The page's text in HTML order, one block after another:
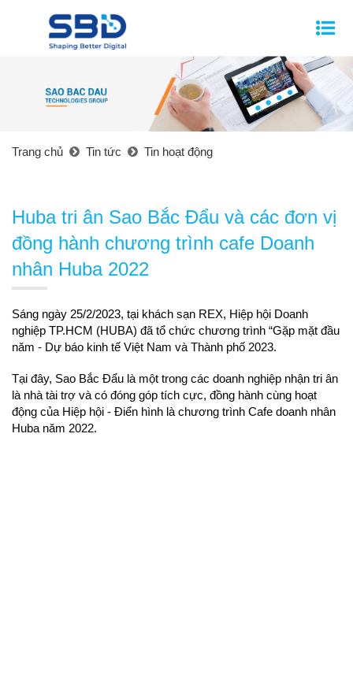
Trang chủ Tin tức Tin hoạt động
Huba tri ân Sao Bắc Đẩu và các đơn vị
đồng hành chương trình cafe Doanh
nhân Huba 2022
Sáng ngày 25/2/2023, tại khách sạn REX, Hiệp hội Doanh
nghiệp TP.HCM (HUBA) đã tổ chức chương trình “Gặp mặt đầu
năm - Dự báo kinh tế Việt Nam và Thành phố 2023.
Tại đây, Sao Bắc Đẩu là một trong các doanh nghiệp nhận tri ân
là nhà tài trợ và có đóng góp tích cực, đồng hành cùng hoạt
động của Hiệp hội - Điển hình là chương trình Cafe doanh nhân
Huba năm 2022.